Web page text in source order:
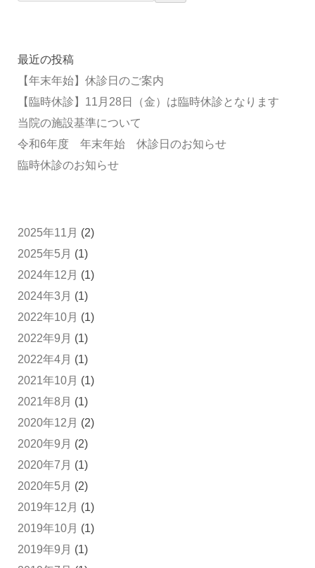
最近の投稿
【年末年始】休診日のご案内
【臨時休診】11月28日（金）は臨時休診となります
当院の施設基準について
令和6年度 年末年始 休診日のお知らせ
臨時休診のお知らせ
2025年11月 (2)
2025年5月 (1)
2024年12月 (1)
2024年3月 (1)
2022年10月 (1)
2022年9月 (1)
2022年4月 (1)
2021年10月 (1)
2021年8月 (1)
2020年12月 (2)
2020年9月 (2)
2020年7月 (1)
2020年5月 (2)
2019年12月 (1)
2019年10月 (1)
2019年9月 (1)